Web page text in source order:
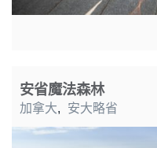
安省魔法森林
加拿大, 安大略省